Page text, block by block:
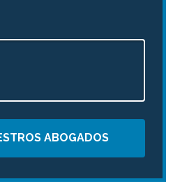
ABOGADOS